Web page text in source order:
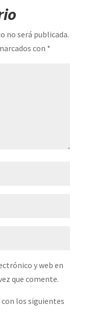
no será publicada.
con *
y web en
que comente.
los siguientes